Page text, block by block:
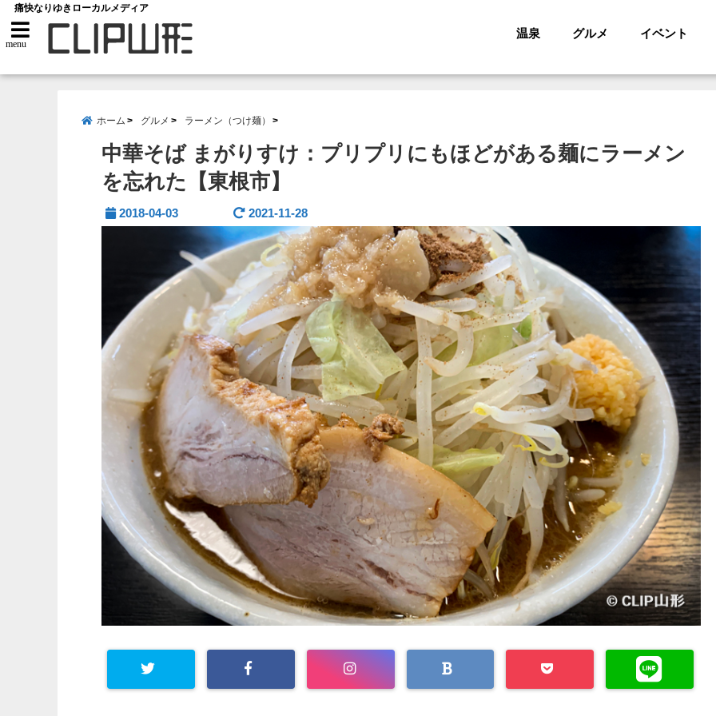
痛快なりゆきローカルメディア
menu
温泉 グルメ イベント
ホーム グルメ ラーメン（つけ麺）
中華そば まがりすけ：プリプリにもほどがある麺にラーメン
を忘れた【東根市】
2018-04-03 2021-11-28